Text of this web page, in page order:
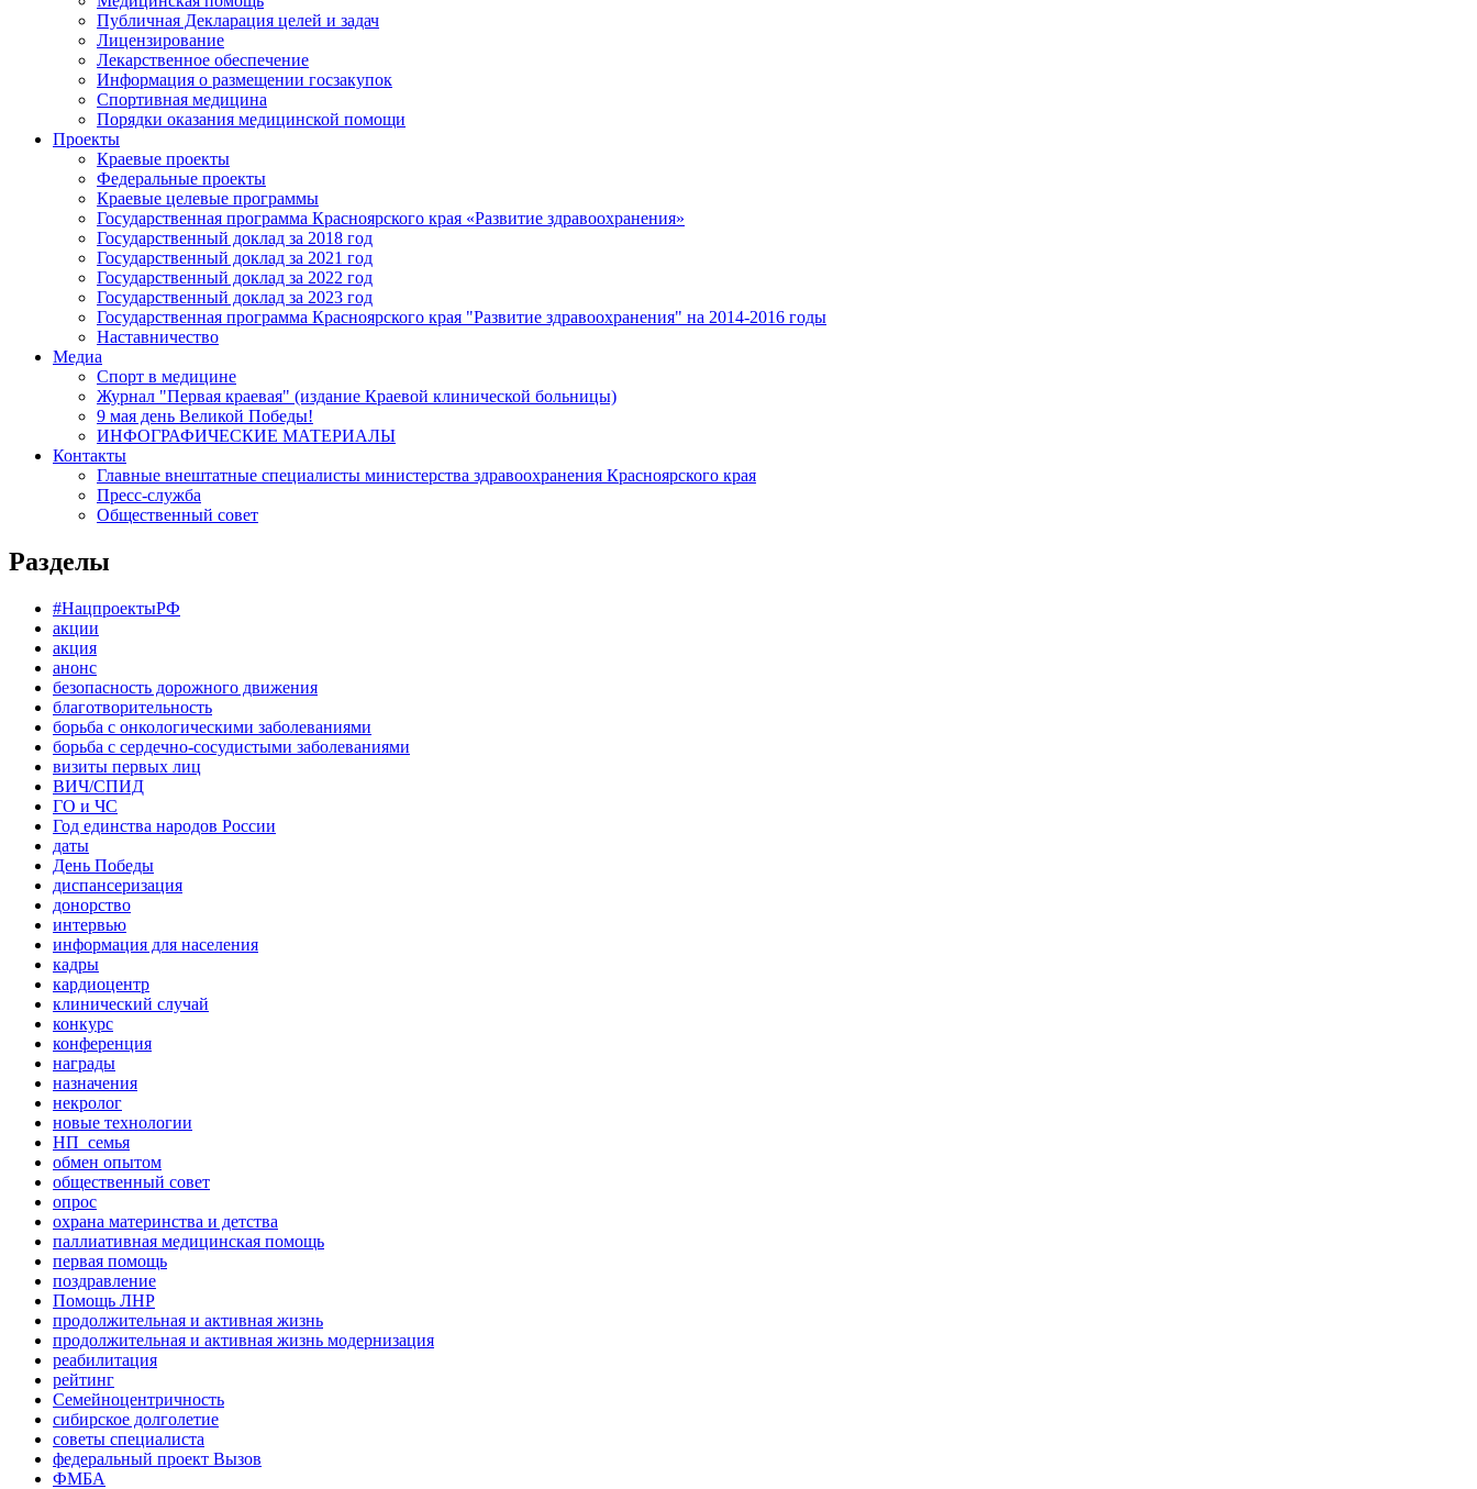
Публичная Декларация целей и задач
Лицензирование
Лекарственное обеспечение
Информация о размещении госзакупок
Спортивная медицина
Порядки оказания медицинской помощи
Проекты
Краевые проекты
Федеральные проекты
Краевые целевые программы
Государственная программа Красноярского края «Развитие здравоохранения»
Государственный доклад за 2018 год
Государственный доклад за 2021 год
Государственный доклад за 2022 год
Государственный доклад за 2023 год
Государственная программа Красноярского края "Развитие здравоохранения" на 2014-2016 годы
Наставничество
Медиа
Спорт в медицине
Журнал "Первая краевая" (издание Краевой клинической больницы)
9 мая день Великой Победы!
ИНФОГРАФИЧЕСКИЕ МАТЕРИАЛЫ
Контакты
Главные внештатные специалисты министерства здравоохранения Красноярского края
Пресс-служба
Общественный совет
Разделы
#НацпроектыРФ
акции
акция
анонс
безопасность дорожного движения
благотворительность
борьба с онкологическими заболеваниями
борьба с сердечно-сосудистыми заболеваниями
визиты первых лиц
ВИЧ/СПИД
ГО и ЧС
Год единства народов России
даты
День Победы
диспансеризация
донорство
интервью
информация для населения
кадры
кардиоцентр
клинический случай
конкурс
конференция
награды
назначения
некролог
новые технологии
НП_семья
обмен опытом
общественный совет
опрос
охрана материнства и детства
паллиативная медицинская помощь
первая помощь
поздравление
Помощь ЛНР
продолжительная и активная жизнь
продолжительная и активная жизнь модернизация
реабилитация
рейтинг
Семейноцентричность
сибирское долголетие
советы специалиста
федеральный проект Вызов
ФМБА